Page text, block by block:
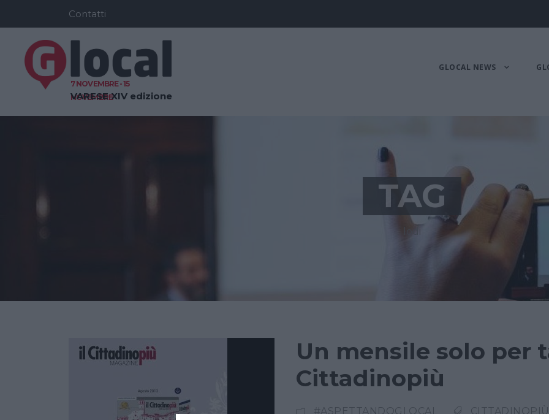
Contatti
7 NOVEMBRE - 15
NOVEMBRE
VARESE XIV edizione
GLOCAL NEWS
TAG
Un mensile solo per
Cittadinopiù
#ASPETTANDOGLOCAL CITTADINOPIÙ